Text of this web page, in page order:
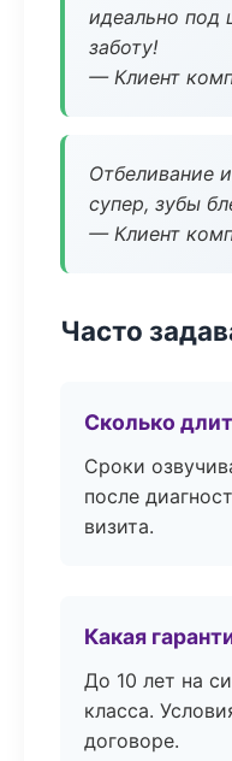
идеально под
заботу!
— Клиент
Отбеливание
супер, зубы
— Клиент
Часто
Сколько
Сроки
после
визита.
Какая
До 10 лет на
класса.
договоре.